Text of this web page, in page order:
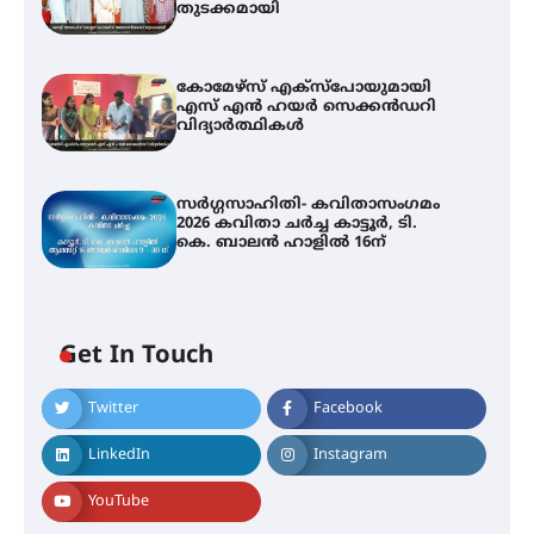
തുടക്കമായി
കോമേഴ്സ് എക്സ്പോയുമായി
എസ് എൻ ഹയർ സെക്കൻഡറി
വിദ്യാർത്ഥികൾ
സർഗ്ഗസാഹിതി- കവിതാസംഗമം
2026 കവിതാ ചർച്ച കാട്ടൂർ, ടി.
കെ. ബാലൻ ഹാളിൽ 16ന്
Get In Touch
Twitter Facebook
LinkedIn Instagram
YouTube